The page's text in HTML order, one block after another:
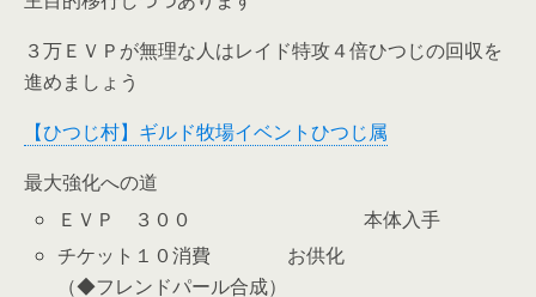
３万ＥＶＰが無理な人はレイド特攻４倍ひつじの回収を
進めましょう
【ひつじ村】ギルド牧場イベントひつじ属
最大強化への道
ＥＶＰ ３００ 本体入手
チケット１０消費 お供化
（◆フレンドパール合成）